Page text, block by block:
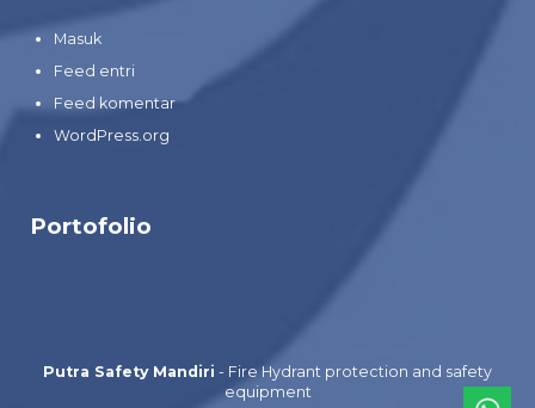
Masuk
Feed entri
Feed komentar
WordPress.org
Portofolio
Putra Safety Mandiri - Fire Hydrant protection and safety
equipment